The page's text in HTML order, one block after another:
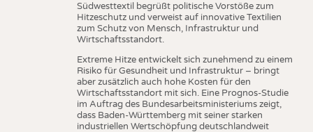
Südwesttextil begrüßt politische Vorstöße zum
Hitzeschutz und verweist auf innovative Textilien
zum Schutz von Mensch, Infrastruktur und
Wirtschaftsstandort.
Extreme Hitze entwickelt sich zunehmend zu einem
Risiko für Gesundheit und Infrastruktur – bringt
aber zusätzlich auch hohe Kosten für den
Wirtschaftsstandort mit sich. Eine Prognos-Studie
im Auftrag des Bundesarbeitsministeriums zeigt,
dass Baden-Württemberg mit seiner starken
industriellen Wertschöpfung deutschlandweit